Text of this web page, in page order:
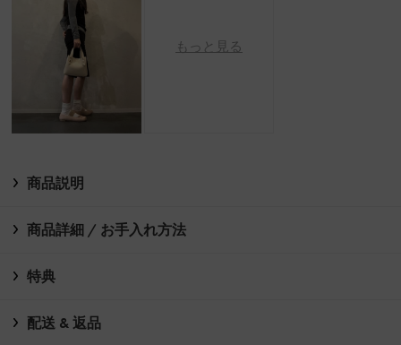
もっと見る
商品説明
商品詳細 / お手入れ方法
特典
配送 & 返品